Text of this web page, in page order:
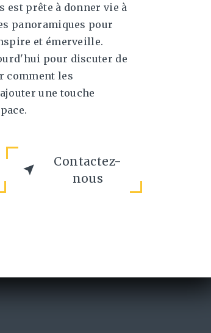
prête à donner vie à
panoramiques pour
et émerveille.
pour discuter de
comment les
une touche
Contactez-
nous